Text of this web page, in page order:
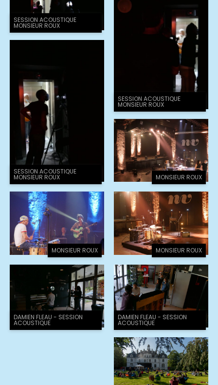
SESSION ACOUSTIQUE
MONSIEUR ROUX
SESSION ACOUSTIQUE
MONSIEUR ROUX
SESSION ACOUSTIQUE
MONSIEUR ROUX MONSIEUR ROUX
MONSIEUR ROUX
MONSIEUR ROUX
DAMIEN FLEAU - SESSION
ACOUSTIQUE
DAMIEN FLEAU - SESSION
ACOUSTIQUE